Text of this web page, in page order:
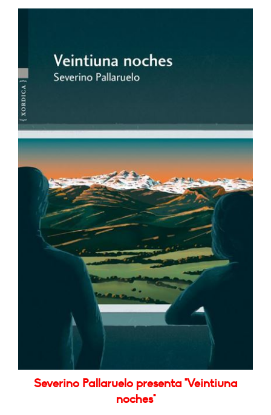
Severino Pallaruelo presenta "Veintiuna
noches"